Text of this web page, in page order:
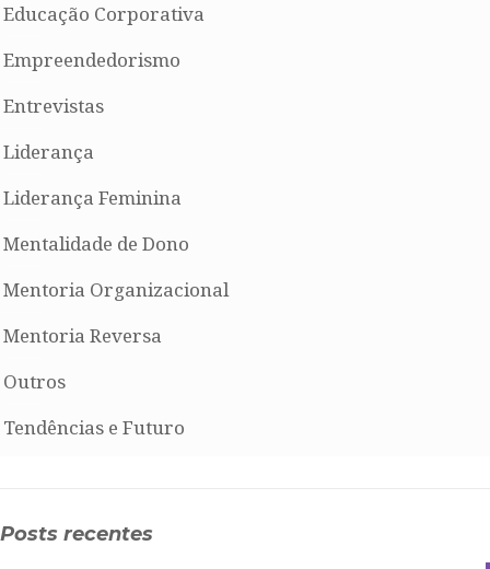
Educação Corporativa
Empreendedorismo
Entrevistas
Liderança
Liderança Feminina
Mentalidade de Dono
Mentoria Organizacional
Mentoria Reversa
Outros
Tendências e Futuro
Posts recentes